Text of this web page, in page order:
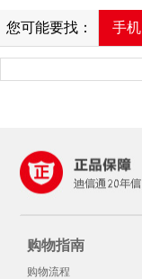
您可能要找： 手机
购物指南
购物流程